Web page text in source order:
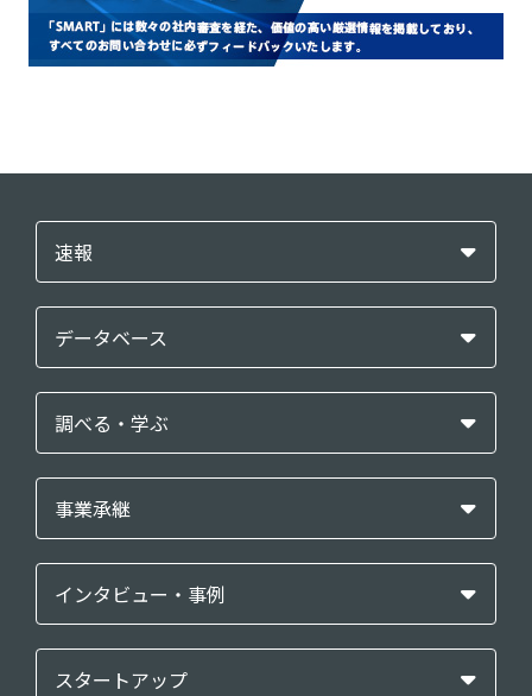
速報
データベース
調べる・学ぶ
事業承継
インタビュー・事例
スタートアップ